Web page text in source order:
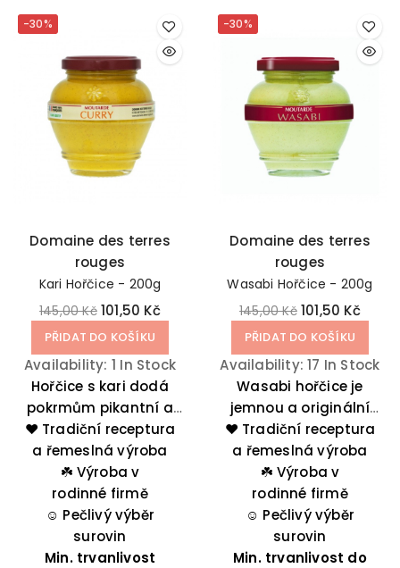
jídlům sofistikovaný
-30%
Domaine des terres
rouges
Kari Hořčice - 200g
145,00 Kč 101,50 Kč
PŘIDAT DO KOŠÍKU
Availability: 1 In Stock
Hořčice s kari dodá
pokrmům pikantní a
exotický nádech.
Skvělá k drůbeži,
rybám i grilované
zelenině.
❤️ Tradiční receptura
a řemeslná výroba
☘️ Výroba v
rodinné firmě
☺️ Pečlivý výběr
surovin
Min. trvanlivost
-30%
Domaine des terres
rouges
Wasabi Hořčice - 200g
145,00 Kč 101,50 Kč
PŘIDAT DO KOŠÍKU
Availability:17 In Stock
Wasabi hořčice je
jemnou a originální
směsí pikantnosti a
sladkosti. Lze ji použít
do omáček nebo k
masu, rybám či rýži.
❤️ Tradiční receptura
a řemeslná výroba
☘️ Výroba v
rodinné firmě
☺️ Pečlivý výběr
surovin
Min. trvanlivost do